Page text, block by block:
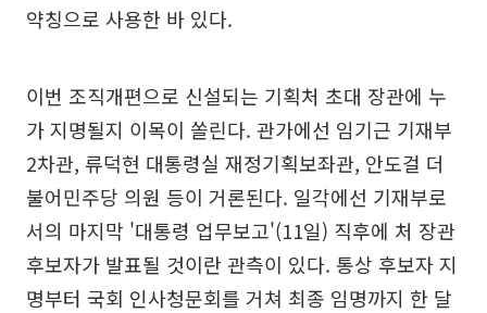
약칭으로 사용한 바 있다.
이번 조직개편으로 신설되는 기획처 초대 장관에 누
가 지명될지 이목이 쏠린다. 관가에선 임기근 기재부
2차관, 류덕현 대통령실 재정기획보좌관, 안도걸 더
불어민주당 의원 등이 거론된다. 일각에선 기재부로
서의 마지막 '대통령 업무보고'(11일) 직후에 처 장관
후보자가 발표될 것이란 관측이 있다. 통상 후보자 지
명부터 국회 인사청문회를 거쳐 최종 임명까지 한 달